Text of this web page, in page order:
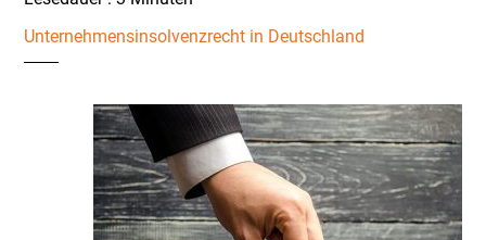
Unternehmensinsolvenzrecht in Deutschland